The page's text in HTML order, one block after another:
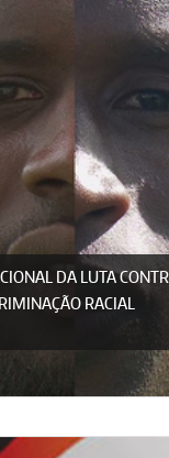
DA LUTA
RACIAL